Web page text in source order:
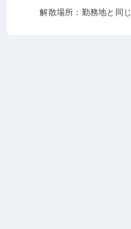
解散場所：勤務地と同じ